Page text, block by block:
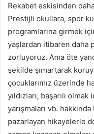
Rekabet eskisinden
Prestijli okullara, spor
programlarına girmek
yaşlardan itibaren daha
zorluyoruz. Ama öte
şekilde şımartarak
çocuklarımız üzerinde
yıldızları, başarılı
yarışmaları vb.
pazarlayan hikayelerle